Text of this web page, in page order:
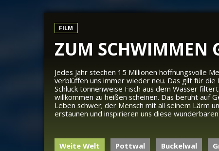
FILM
ZUM SCHWIMMEN
Jedes Jahr stechen 15 Millionen hoffnungsvolle
verblüffen uns immer wieder neu. Das gilt für
Schluck tonnenweise Fisch aus dem Wasser
willkommen zu heißen scheinen. Das beruht auf
Leben schwer; der Mensch mit all seinem Lärm
erstaunen und inspirieren uns diese
Weite Welt Pottwal Buckelwal